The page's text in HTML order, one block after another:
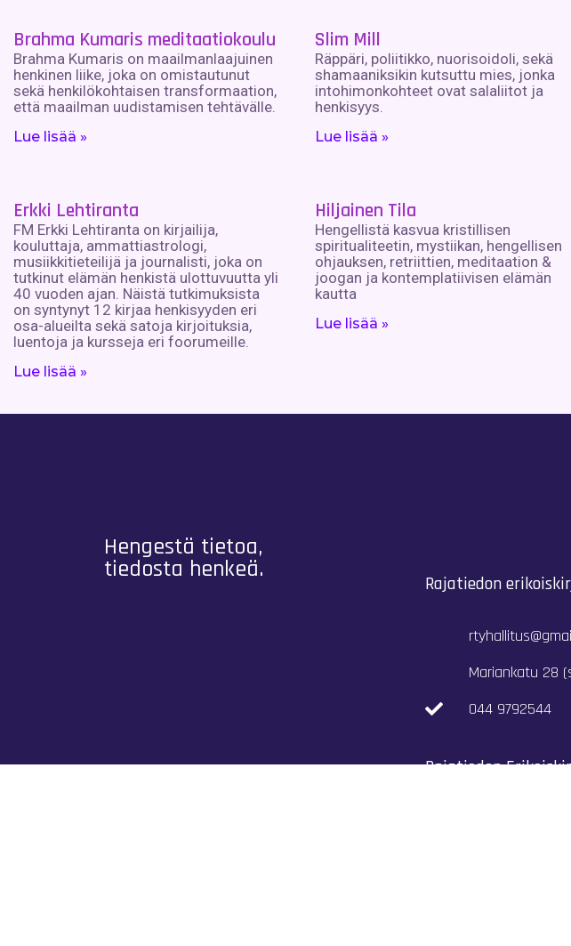
Brahma Kumaris meditaatiokoulu
Brahma Kumaris on maailmanlaajuinen
henkinen liike, joka on omistautunut
sekä henkilökohtaisen transformaation,
että maailman uudistamisen tehtävälle.
Lue lisää »
Slim Mill
Räppäri, poliitikko, nuorisoidoli, sekä
shamaaniksikin kutsuttu mies, jonka
intohimonkohteet ovat salaliitot ja
henkisyys.
Lue lisää »
Erkki Lehtiranta
FM Erkki Lehtiranta on kirjailija,
kouluttaja, ammattiastrologi,
musiikkitieteilijä ja journalisti, joka on
tutkinut elämän henkistä ulottuvuutta yli
40 vuoden ajan. Näistä tutkimuksista
on syntynyt 12 kirjaa henkisyyden eri
osa-alueilta sekä satoja kirjoituksia,
luentoja ja kursseja eri foorumeille.
Lue lisää »
Hiljainen Tila
Hengellistä kasvua kristillisen
spiritualiteetin, mystiikan, hengellisen
ohjauksen, retriittien, meditaation &
joogan ja kontemplatiivisen elämän
kautta
Lue lisää »
Hengestä tietoa,
tiedosta henkeä. Rajatiedon
Mariankatu 28
044 9792544
Rajatiedon